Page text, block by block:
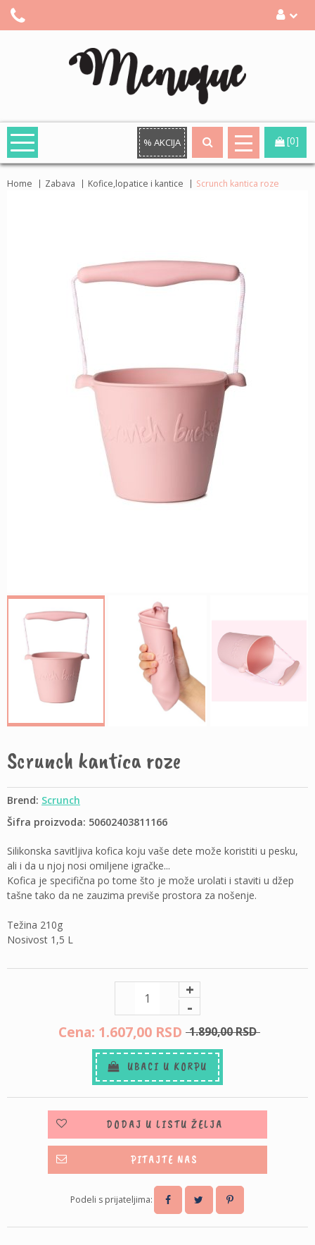
% AKCIJA [0]
Home Zabava Kofice,lopatice i kantice Scrunch kantica roze
Scrunch kantica roze
Brend: Scrunch
Šifra proizvoda: 50602403811166
Silikonska savitljiva kofica koju vaše dete može koristiti u pesku,
ali i da u njoj nosi omiljene igračke...
Kofica je specifična po tome što je može urolati i staviti u džep
tašne tako da ne zauzima previše prostora za nošenje.
Težina 210g
Nosivost 1,5 L
+
-
Cena: 1.607,00 RSD 1.890,00RSD
UBACI U KORPU
DODAJ U LISTU ŽELJA
PITAJTE NAS
Podeli s prijateljima: